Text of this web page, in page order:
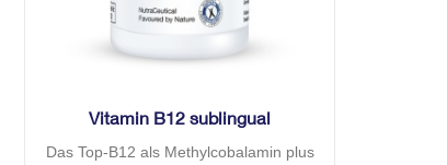
Vitamin B12 sublingual
Das Top-B12 als Methylcobalamin plus